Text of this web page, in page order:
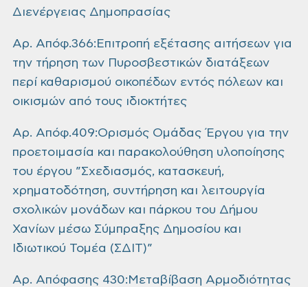
Διενέργειας Δημοπρασίας
Αρ. Απόφ.366:Επιτροπή εξέτασης αιτήσεων για
την τήρηση των Πυροσβεστικών διατάξεων
περί καθαρισμού οικοπέδων εντός πόλεων και
οικισμών από τους ιδιοκτήτες
Αρ. Απόφ.409:Ορισμός Ομάδας Έργου για την
προετοιμασία και παρακολούθηση υλοποίησης
του έργου ”Σχεδιασμός, κατασκευή,
χρηματοδότηση, συντήρηση και λειτουργία
σχολικών μονάδων και πάρκου του Δήμου
Χανίων μέσω Σύμπραξης Δημοσίου και
Ιδιωτικού Τομέα (ΣΔΙΤ)”
Αρ. Απόφασης 430:Μεταβίβαση Αρμοδιότητας